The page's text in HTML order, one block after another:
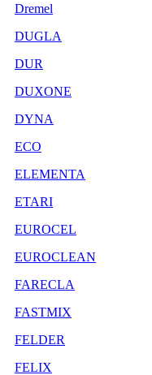
Dremel
DUGLA
DUR
DUXONE
DYNA
ECO
ELEMENTA
ETARI
EUROCEL
EUROCLEAN
FARECLA
FASTMIX
FELDER
FELIX